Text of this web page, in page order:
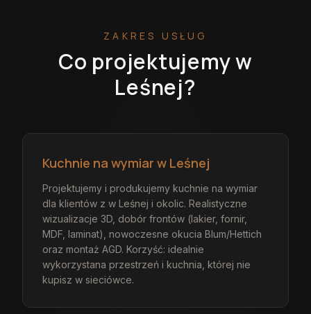
ZAKRES USŁUG
Co projektujemyw
Leśnej?
Kuchnie na wymiar w Leśnej
Projektujemy i produkujemy kuchnie na wymiar
dla klientów z w Leśnej i okolic. Realistyczne
wizualizacje 3D, dobór frontów (lakier, fornir,
MDF, laminat), nowoczesne okucia Blum/Hettich
oraz montaż AGD. Korzyść: idealnie
wykorzystana przestrzeń i kuchnia, której nie
kupisz w sieciówce.